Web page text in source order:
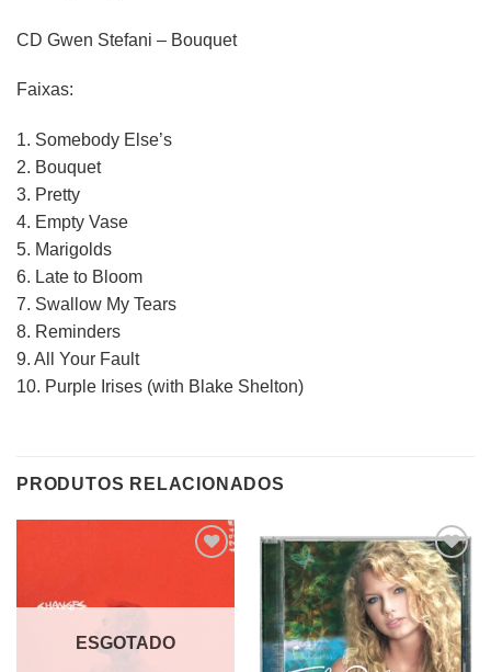
CD Gwen Stefani – Bouquet
Faixas:
1. Somebody Else’s
2. Bouquet
3. Pretty
4. Empty Vase
5. Marigolds
6. Late to Bloom
7. Swallow My Tears
8. Reminders
9. All Your Fault
10. Purple Irises (with Blake Shelton)
PRODUTOS RELACIONADOS
ESGOTADO
Adicionar
a lista de
desejos